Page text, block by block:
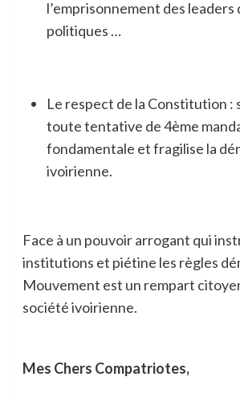
l’emprisonnement des leaders
politiques …
Le respect de la Constitution :
toute tentative de 4ème
fondamentale et fragilise la
ivoirienne.
Face à un pouvoir arrogant qui
institutions et piétine les règles
Mouvement est un rempart
société ivoirienne.
Mes Chers Compatriotes,